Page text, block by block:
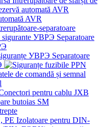
AVR
separatoare
Separatoare
Separatoare
pentru cablu JXB
butoias SM
Izolatoare pentru DIN-